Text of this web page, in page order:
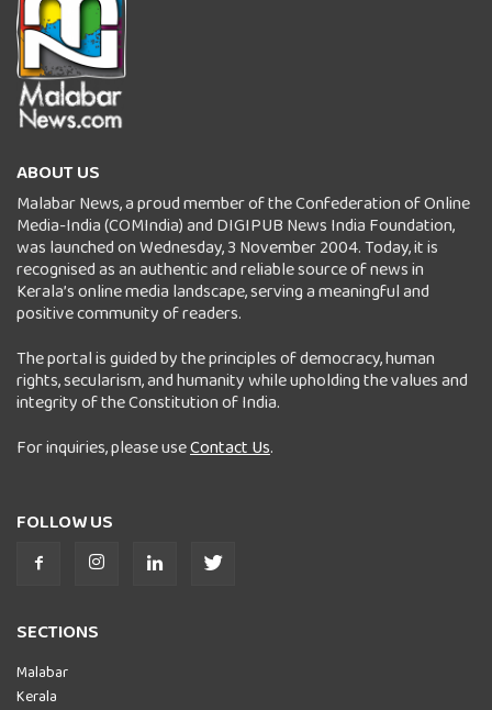
ABOUT US
Malabar News, a proud member of the Confederation of Online
Media-India (COMIndia) and DIGIPUB News India Foundation,
was launched on Wednesday, 3 November 2004. Today, it is
recognised as an authentic and reliable source of news in
Kerala’s online media landscape, serving a meaningful and
positive community of readers.
The portal is guided by the principles of democracy, human
rights, secularism, and humanity while upholding the values and
integrity of the Constitution of India.
For inquiries, please useContact Us.
FOLLOW US
SECTIONS
Malabar
Kerala